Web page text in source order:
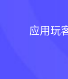
应用玩